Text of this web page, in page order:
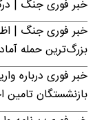
خبر فوری جنگ |
خبر فوری جنگ |
بزرگ‌ترین حمله
خبر فوری درباره
بازنشستگان تامین